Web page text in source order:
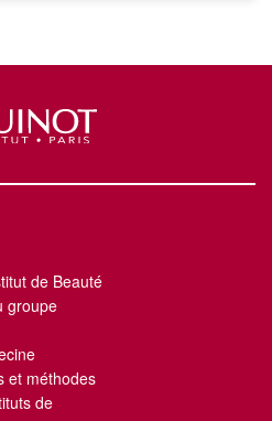
de Beauté
groupe
et méthodes
de